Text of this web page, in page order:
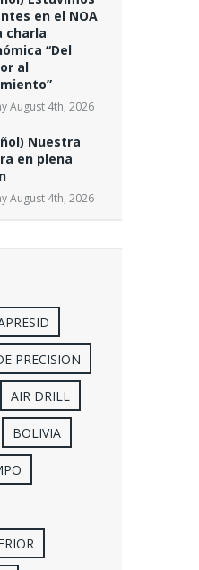
en el NOA
charla
“Del
al
August 4th, 2026
Nuestra
en plena
August 4th, 2026
PRECISION
AIR DRILL
BOLIVIA